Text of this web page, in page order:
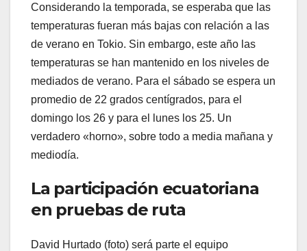
Considerando la temporada, se esperaba que las
temperaturas fueran más bajas con relación a las
de verano en Tokio. Sin embargo, este año las
temperaturas se han mantenido en los niveles de
mediados de verano. Para el sábado se espera un
promedio de 22 grados centígrados, para el
domingo los 26 y para el lunes los 25. Un
verdadero «horno», sobre todo a media mañana y
mediodía.
La participación ecuatoriana
en pruebas de ruta
David Hurtado (foto) será parte el equipo